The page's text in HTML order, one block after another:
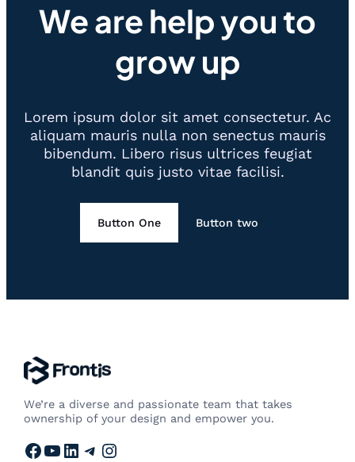
We are help you to
grow up
Lorem ipsum dolor sit amet consectetur. Ac
aliquam mauris nulla non senectus mauris
bibendum. Libero risus ultrices feugiat
blandit quis justo vitae facilisi.
Button One Button two
We’re a diverse and passionate team that takes
ownership of your design and empower you.
Facebook YouTube LinkedIn Telegram Instagram